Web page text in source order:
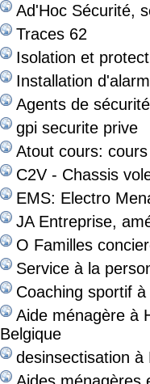
Ad'Hoc Sécurité,
Traces 62
Isolation et
Installation
Agents de
gpi securite prive
Atout cours:
C2V - Chassis
EMS: Electro
JA Entreprise,
O Familles
Service à la
Coaching sportif
Aide ménagère à
Belgique
desinsectisation à